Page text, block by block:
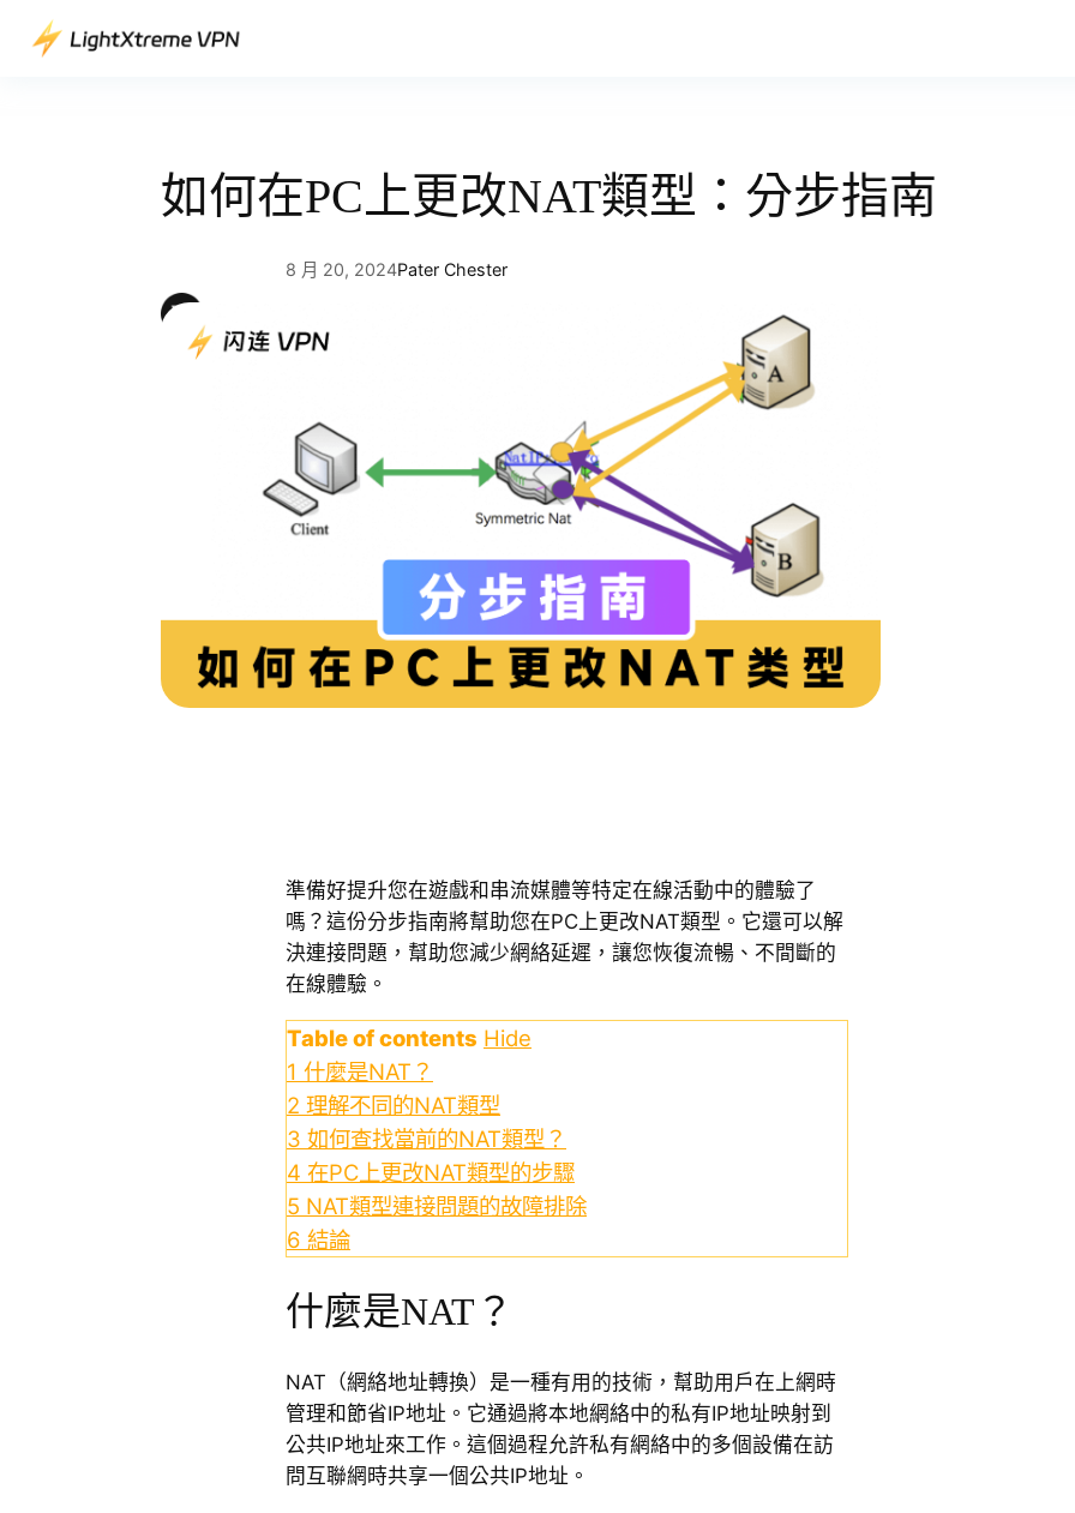
如何在PC上更改NAT類型：分步指南
8 月 20, 2024Pater Chester
準備好提升您在遊戲和串流媒體等特定在線活動中的體驗了
嗎？這份分步指南將幫助您在PC上更改NAT類型。它還可以解
決連接問題，幫助您減少網絡延遲，讓您恢復流暢、不間斷的
在線體驗。
Table of contents Hide
1 什麼是NAT？
2 理解不同的NAT類型
3 如何查找當前的NAT類型？
4 在PC上更改NAT類型的步驟
5 NAT類型連接問題的故障排除
6 結論
什麼是NAT？
NAT（網絡地址轉換）是一種有用的技術，幫助用戶在上網時
管理和節省IP地址。它通過將本地網絡中的私有IP地址映射到
公共IP地址來工作。這個過程允許私有網絡中的多個設備在訪
問互聯網時共享一個公共IP地址。